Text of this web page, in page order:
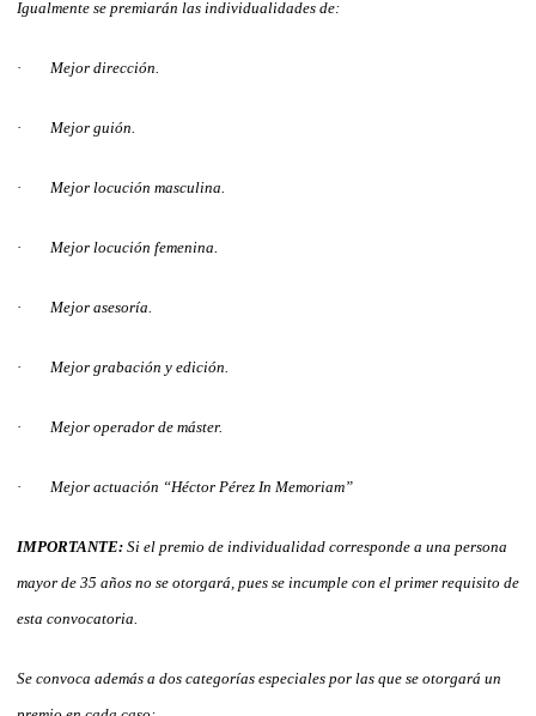
Igualmente se premiarán las individualidades de:
· Mejor dirección.
· Mejor guión.
· Mejor locución masculina.
· Mejor locución femenina.
· Mejor asesoría.
· Mejor grabación y edición.
· Mejor operador de máster.
· Mejor actuación “Héctor Pérez In Memoriam”
IMPORTANTE: Si el premio de individualidad corresponde a una persona
mayor de 35 años no se otorgará, pues se incumple con el primer requisito de
esta convocatoria.
Se convoca además a dos categorías especiales por las que se otorgará un